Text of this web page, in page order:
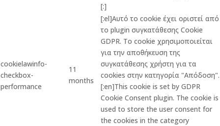
[:]
cookielawinfo-
checkbox-
performance
11
months
[:el]Αυτό το cookie έχει οριστεί από
το plugin συγκατάθεσης Cookie
GDPR. Το cookie χρησιμοποιείται
για την αποθήκευση της
συγκατάθεσης χρήστη για τα
cookies στην κατηγορία "Απόδοση".
[:en]This cookie is set by GDPR
Cookie Consent plugin. The cookie is
used to store the user consent for
the cookies in the category